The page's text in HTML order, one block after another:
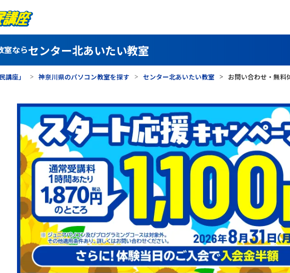
室ならセンター北あいたい教室
講座」 神奈川県のパソコン教室を探す センター北あいたい教室 お問い合わせ・無料